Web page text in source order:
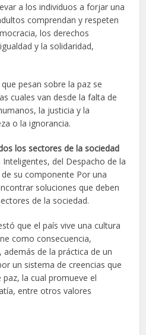
a los individuos a forjar una
comprendan y respeten
los derechos
y la solidaridad,
pesan sobre la paz se
cuales van desde la falta de
la justicia y la
o la ignorancia.
los sectores de la sociedad
del Despacho de la
su componente Por una
soluciones que deben
de la sociedad.
que el país vive una cultura
como consecuencia,
de la práctica de un
un sistema de creencias que
la cual promueve el
entre otros valores